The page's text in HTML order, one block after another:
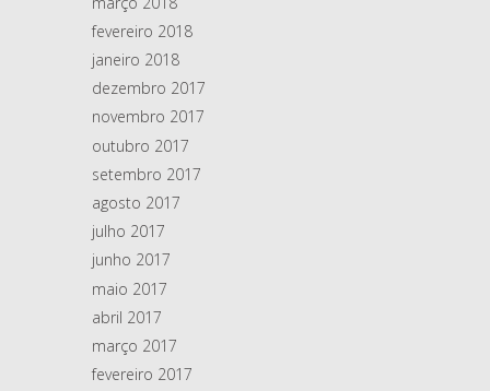
fevereiro 2018
janeiro 2018
dezembro 2017
novembro 2017
outubro 2017
setembro 2017
agosto 2017
julho 2017
junho 2017
maio 2017
abril 2017
março 2017
fevereiro 2017